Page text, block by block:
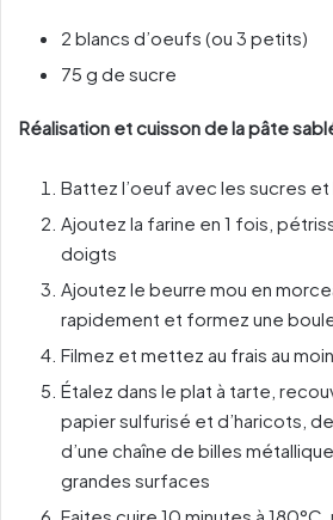
2 blancs d’oeufs (ou 3 petits)
75 g de sucre
Réalisation et cuisson de la pâte
Battez l’oeuf avec les sucres et
Ajoutez la farine en 1 fois,
doigts
Ajoutez le beurre mou en
rapidement et formez une
Filmez et mettez au frais au
Étalez dans le plat à tarte,
papier sulfurisé et d’haricots,
d’une chaîne de billes
grandes surfaces
Faites cuire 10 minutes à